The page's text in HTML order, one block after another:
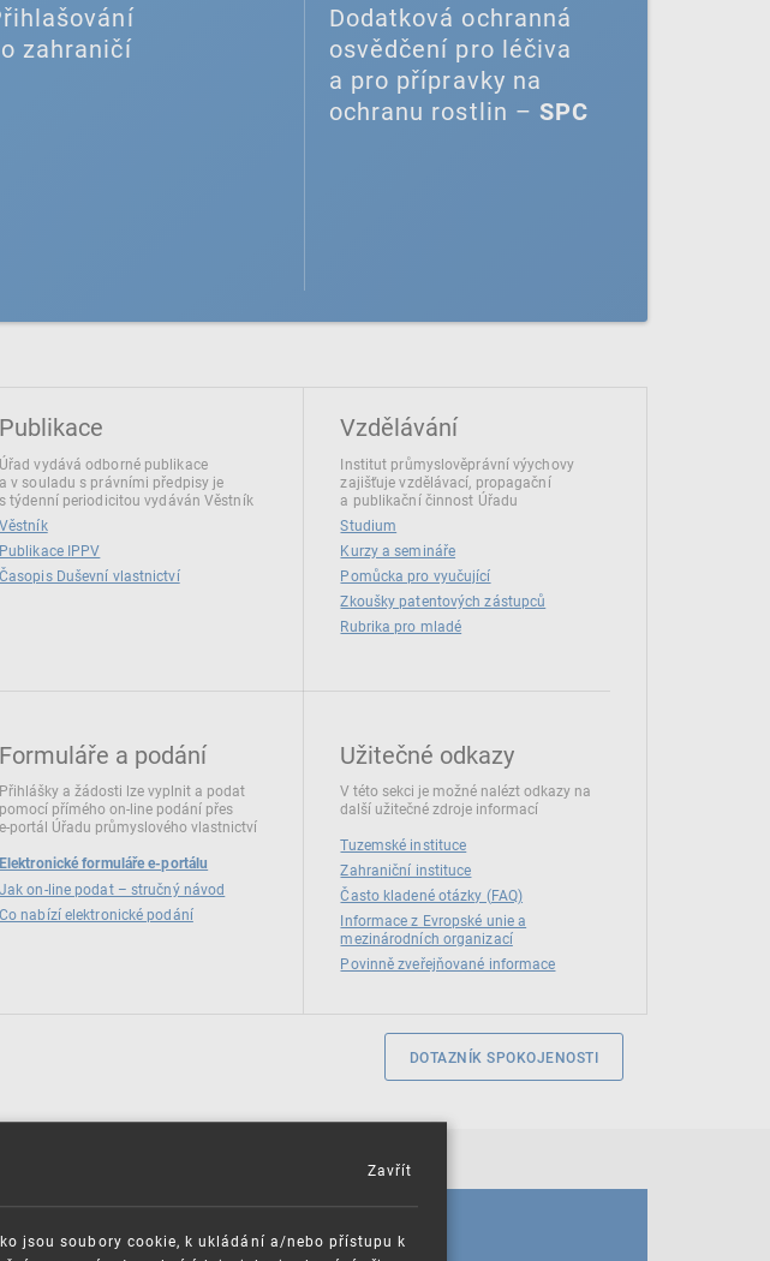
zahraničí
Dodatková ochranná
osvědčení pro léčiva
a pro přípravky na
ochranu rostlin – SPC
Publikace
Úřad vydává odborné publikace
a v souladu s právními předpisy je
s týdenní periodicitou vydáván Věstník
Věstník
Publikace IPPV
Časopis Duševní vlastnictví
Vzdělávání
Institut průmyslověprávní výychovy
zajišťuje vzdělávací, propagační
a publikační činnost Úřadu
Studium
Kurzy a semináře
Pomůcka pro vyučující
Zkoušky patentových zástupců
Rubrika pro mladé
Formuláře a podání
Přihlášky a žádosti lze vyplnit a podat
pomocí přímého on‑line podání přes
e‑portál Úřadu průmyslového vlastnictví
Elektronické formuláře e-portálu
Jak on-line podat – stručný návod
Co nabízí elektronické podání
Užitečné odkazy
V této sekci je možné nalézt odkazy na
další užitečné zdroje informací
Tuzemské instituce
Zahraniční instituce
Často kladené otázky (FAQ)
Informace z Evropské unie a
mezinárodních organizací
Povinně zveřejňované informace
DOTAZNÍK SPOKOJENOSTI
KALENDÁŘ
jsou soubory cookie, k ukládání a/nebo přístupu k
Zavřít